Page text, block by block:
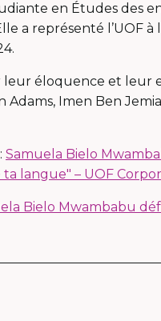
en Études des
a représenté l’UOF
leur éloquence et leur
Imen Ben
Samuela Bielo
langue" – UOF
Bielo Mwambabu